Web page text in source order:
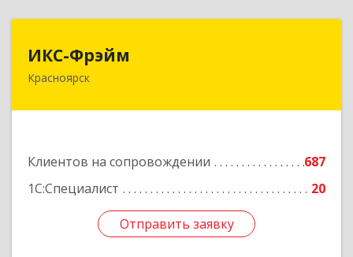
ИКС-Фрэйм
Красноярск
Клиентов на сопровождении
687
1С:Специалист
20
Отправить заявку
660077, Красноярский край, Красноярск г,
Отправить заявку